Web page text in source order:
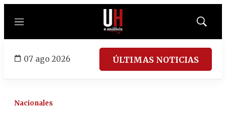
Menú
Mostrar
07 ago 2026 ÚLTIMAS NOTICIAS
Nacionales